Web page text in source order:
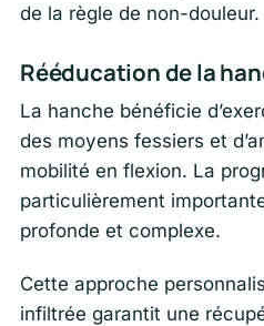
de la règle de non-douleur.
Rééducation de la
La hanche bénéficie
des moyens fessiers et
mobilité en flexion. La
particulièrement
profonde et complexe.
Cette approche
infiltrée garantit une